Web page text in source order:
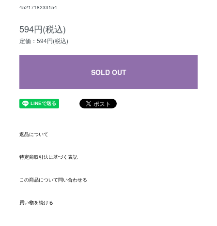
4521718233154
594円(税込)
定価：594円(税込)
SOLD OUT
返品について
特定商取引法に基づく表記
この商品について問い合わせる
買い物を続ける